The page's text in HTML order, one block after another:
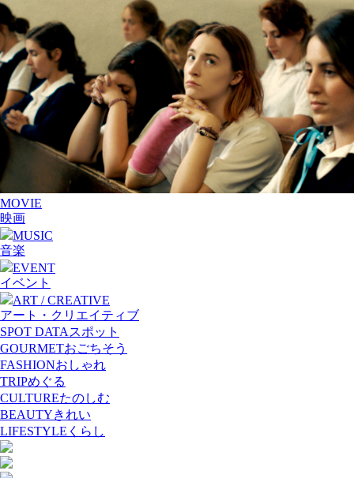
MOVIE
映画
MUSIC
音楽
EVENT
イベント
ART / CREATIVE
アート・クリエイティブ
SPOT DATA スポット
GOURMETおごちそう
FASHIONおしゃれ
TRIPめぐる
CULTUREたのしむ
BEAUTYきれい
LIFESTYLE くらし